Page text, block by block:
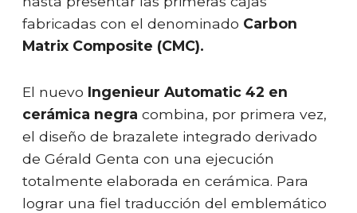
fabricadas con el denominado Carbon
Matrix Composite (CMC).
El nuevo Ingenieur Automatic 42 en
cerámica negra combina, por primera vez,
el diseño de brazalete integrado derivado
de Gérald Genta con una ejecución
totalmente elaborada en cerámica. Para
lograr una fiel traducción del emblemático